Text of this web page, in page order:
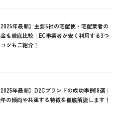
2025年最新】主要5社の宅配便・宅配業者の
を徹底比較｜EC事業者が安く利用する3つ
ツもご紹介！
2025年最新】D2Cブランドの成功事例18選｜
の傾向や共通する特徴を徹底解説します！